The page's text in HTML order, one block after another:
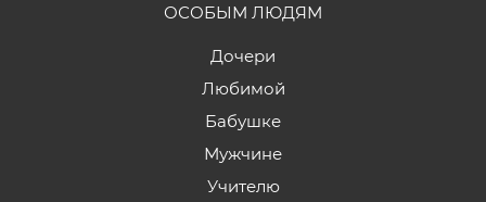
ОСОБЫМ ЛЮДЯМ
Дочери
Любимой
Бабушке
Мужчине
Учителю